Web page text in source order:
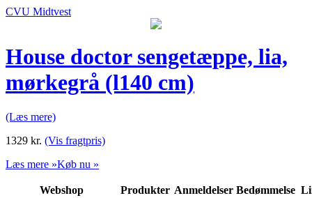
CVU Midtvest
House doctor sengetæppe, lia,
mørkegrå (l140 cm)
(Læs mere)
1329 kr. (Vis fragtpris)
Læs mere »Køb nu »
Webshop Produkter Anmeldelser Bedømmelse